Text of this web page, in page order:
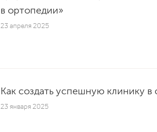
в ортопедии»
23 апреля 2025
Как создать успешную клинику в
23 января 2025